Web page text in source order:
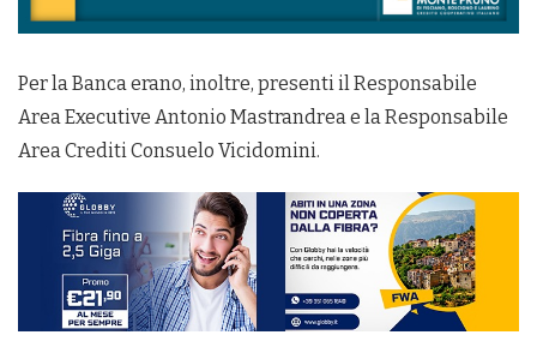
Per la Banca erano, inoltre, presenti il Responsabile
Area Executive Antonio Mastrandrea e la Responsabile
Area Crediti Consuelo Vicidomini.